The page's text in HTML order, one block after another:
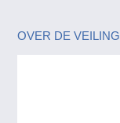
OVER DE VEILING